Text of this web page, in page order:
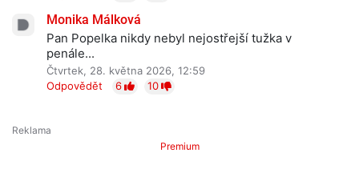
Monika Málková
Pan Popelka nikdy nebyl nejostřejší tužka v
penále...
Čtvrtek, 28. května 2026, 12:59
Odpovědět
6 10
Premium